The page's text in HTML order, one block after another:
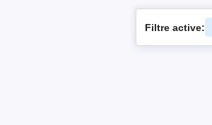
Filtre active: